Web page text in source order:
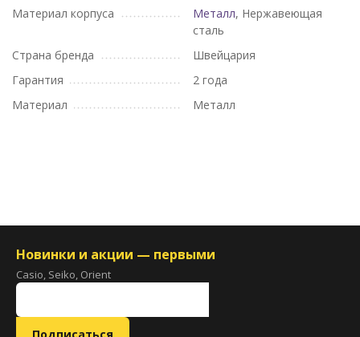
Материал корпуса
Металл, Нержавеющая
сталь
Страна бренда
Швейцария
Гарантия
2 года
Материал
Металл
Новинки и акции — первыми
Casio, Seiko, Orient